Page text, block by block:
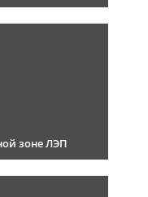
зоне ЛЭП